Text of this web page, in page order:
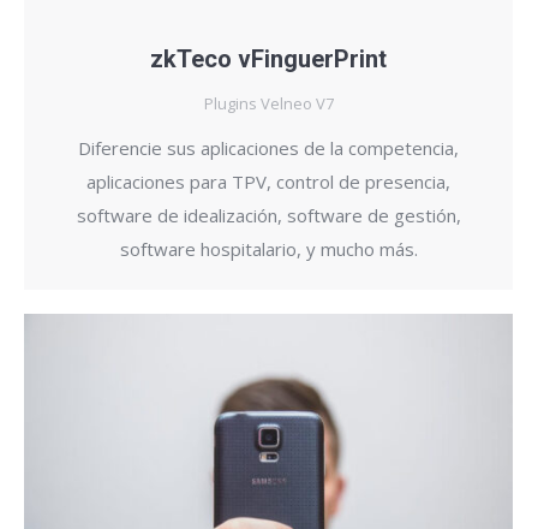
zkTeco vFinguerPrint
Plugins Velneo V7
Diferencie sus aplicaciones de la competencia,
aplicaciones para TPV, control de presencia,
software de idealización, software de gestión,
software hospitalario, y mucho más.